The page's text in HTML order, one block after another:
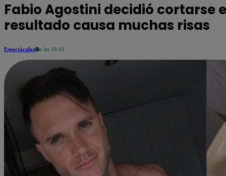
Fabio Agostini decidió cortarse
resultado causa muchas risas
Espectáculos a las 16:41